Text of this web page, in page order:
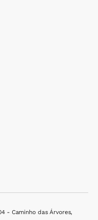
- Caminho das Árvores,